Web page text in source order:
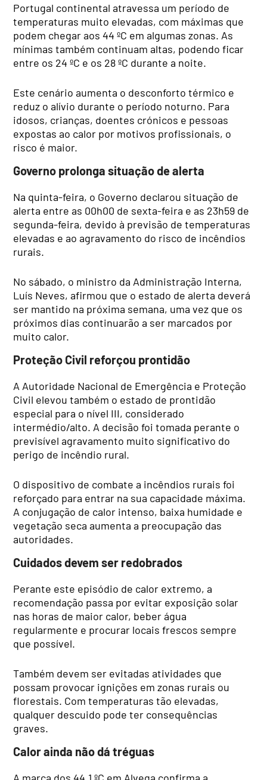
Portugal continental atravessa um período de
temperaturas muito elevadas, com máximas que
podem chegar aos 44 ºC em algumas zonas. As
mínimas também continuam altas, podendo ficar
entre os 24 ºC e os 28 ºC durante a noite.
Este cenário aumenta o desconforto térmico e
reduz o alívio durante o período noturno. Para
idosos, crianças, doentes crónicos e pessoas
expostas ao calor por motivos profissionais, o
risco é maior.
Governo prolonga situação de alerta
Na quinta-feira, o Governo declarou situação de
alerta entre as 00h00 de sexta-feira e as 23h59 de
segunda-feira, devido à previsão de temperaturas
elevadas e ao agravamento do risco de incêndios
rurais.
No sábado, o ministro da Administração Interna,
Luís Neves, afirmou que o estado de alerta deverá
ser mantido na próxima semana, uma vez que os
próximos dias continuarão a ser marcados por
muito calor.
Proteção Civil reforçou prontidão
A Autoridade Nacional de Emergência e Proteção
Civil elevou também o estado de prontidão
especial para o nível III, considerado
intermédio/alto. A decisão foi tomada perante o
previsível agravamento muito significativo do
perigo de incêndio rural.
O dispositivo de combate a incêndios rurais foi
reforçado para entrar na sua capacidade máxima.
A conjugação de calor intenso, baixa humidade e
vegetação seca aumenta a preocupação das
autoridades.
Cuidados devem ser redobrados
Perante este episódio de calor extremo, a
recomendação passa por evitar exposição solar
nas horas de maior calor, beber água
regularmente e procurar locais frescos sempre
que possível.
Também devem ser evitadas atividades que
possam provocar ignições em zonas rurais ou
florestais. Com temperaturas tão elevadas,
qualquer descuido pode ter consequências
graves.
Calor ainda não dá tréguas